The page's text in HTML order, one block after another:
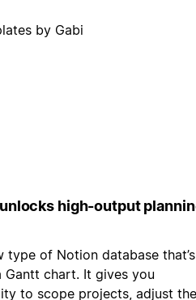
by Gabi
high-output
type of Notion database that’s
Gantt chart. It gives you
to scope projects, adjust